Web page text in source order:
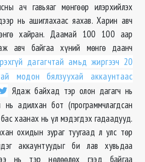
ач гавьяаг мөнгөөр илэрхийлэх
нь ашиглахаас яахав. Харин авч
хайран. Даамай 100 100 аар
авч байгаа хүний мөнгө даанч
дагагчтай амьд жиргээч 20
модон бялзуухай аккаунтаас
Ядаж байхад тэр олон дагагч нь
адилхан бот (программчлагдсан
хаанах нь үл мэдэгдэх гадаадууд.
охидын зураг туугаад л улс төр
аккаунтуудыг би лав хувьдаа
нь тэр нөлөөлөх гээд байгаа